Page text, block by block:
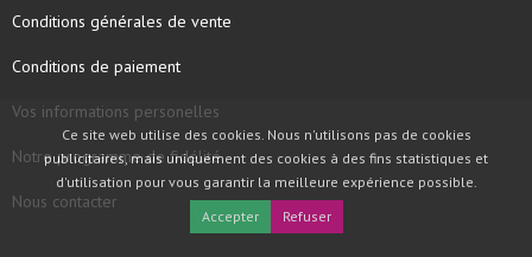
Conditions générales de vente
Conditions de paiement
Vos informations personelles
Notre programme de fidélité
Nous contacter
Ce site web utilise des cookies. Nous n'utilisons pas de cookies
publicitaires, mais uniquement des cookies à des fins statistiques et
d'utilisation pour vous garantir la meilleure expérience possible.
Accepter
Refuser